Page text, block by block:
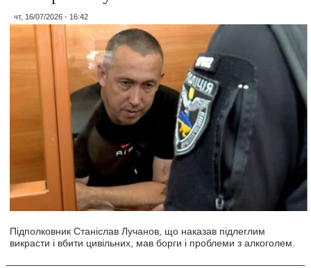
чт, 16/07/2026 - 16:42
Підполковник Станіслав Лучанов, що наказав підлеглим
викрасти і вбити цивільних, мав борги і проблеми з алкоголем.